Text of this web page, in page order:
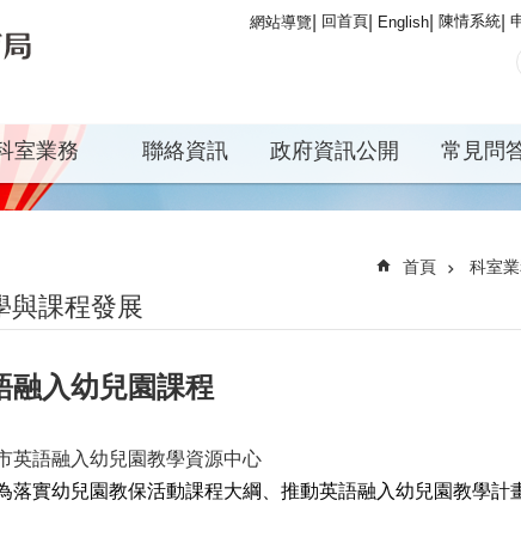
網站導覽 回首頁 English 陳情系統
室業務 聯絡資訊 政府資訊公開 常見問
首頁 科室
與課程發展
融入幼兒園課程
英語融入幼兒園教學資源中心
落實幼兒園教保活動課程大綱、推動英語融入幼兒園教學計